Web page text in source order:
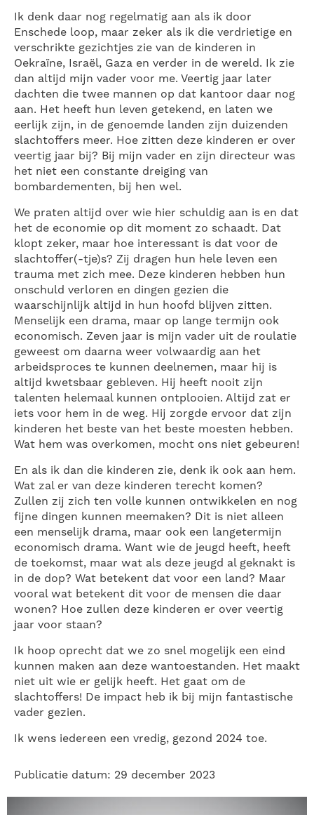
Ik denk daar nog regelmatig aan als ik door
Enschede loop, maar zeker als ik die verdrietige en
verschrikte gezichtjes zie van de kinderen in
Oekraïne, Israël, Gaza en verder in de wereld. Ik zie
dan altijd mijn vader voor me. Veertig jaar later
dachten die twee mannen op dat kantoor daar nog
aan. Het heeft hun leven getekend, en laten we
eerlijk zijn, in de genoemde landen zijn duizenden
slachtoffers meer. Hoe zitten deze kinderen er over
veertig jaar bij? Bij mijn vader en zijn directeur was
het niet een constante dreiging van
bombardementen, bij hen wel.
We praten altijd over wie hier schuldig aan is en dat
het de economie op dit moment zo schaadt. Dat
klopt zeker, maar hoe interessant is dat voor de
slachtoffer(-tje)s? Zij dragen hun hele leven een
trauma met zich mee. Deze kinderen hebben hun
onschuld verloren en dingen gezien die
waarschijnlijk altijd in hun hoofd blijven zitten.
Menselijk een drama, maar op lange termijn ook
economisch. Zeven jaar is mijn vader uit de roulatie
geweest om daarna weer volwaardig aan het
arbeidsproces te kunnen deelnemen, maar hij is
altijd kwetsbaar gebleven. Hij heeft nooit zijn
talenten helemaal kunnen ontplooien. Altijd zat er
iets voor hem in de weg. Hij zorgde ervoor dat zijn
kinderen het beste van het beste moesten hebben.
Wat hem was overkomen, mocht ons niet gebeuren!
En als ik dan die kinderen zie, denk ik ook aan hem.
Wat zal er van deze kinderen terecht komen?
Zullen zij zich ten volle kunnen ontwikkelen en nog
fijne dingen kunnen meemaken? Dit is niet alleen
een menselijk drama, maar ook een langetermijn
economisch drama. Want wie de jeugd heeft, heeft
de toekomst, maar wat als deze jeugd al geknakt is
in de dop? Wat betekent dat voor een land? Maar
vooral wat betekent dit voor de mensen die daar
wonen? Hoe zullen deze kinderen er over veertig
jaar voor staan?
Ik hoop oprecht dat we zo snel mogelijk een eind
kunnen maken aan deze wantoestanden. Het maakt
niet uit wie er gelijk heeft. Het gaat om de
slachtoffers! De impact heb ik bij mijn fantastische
vader gezien.
Ik wens iedereen een vredig, gezond 2024 toe.
Publicatie datum: 29 december 2023